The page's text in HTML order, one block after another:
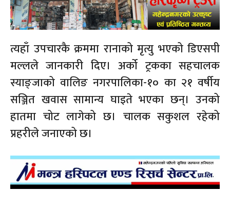
त्यहाँ उपचारकै क्रममा रानाको मृत्यु भएको डिएसपी
मल्लले जानकारी दिए। अर्को ट्रकका सहचालक
स्याङ्जाको वालिङ नगरपालिका-१० का २१ वर्षीय
सञ्जित खवास सामान्य घाइते भएका छन्। उनको
हातमा चोट लागेको छ। चालक सकुशल रहेको
प्रहरीले जनाएको छ।